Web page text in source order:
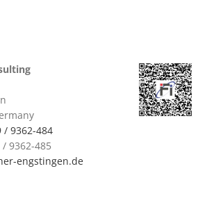
/ 9362-484
/ 9362-485
engstingen.de